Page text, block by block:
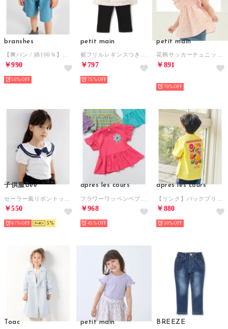
branshes
【爽パン / 綿100％】パナマ織りカラーハーフパンツ （ブルー）
￥990
50%
petit main
裾フリルレギンスつきスカート （アイボリー）
￥797
75%
petit main
花柄サッカーチュニック （ピンク）
￥891
70%
子供服Bee
￥550
67% 5
apres les cours
￥968
45%
apres les cours
￥880
50%
Toac petit main BREEZE